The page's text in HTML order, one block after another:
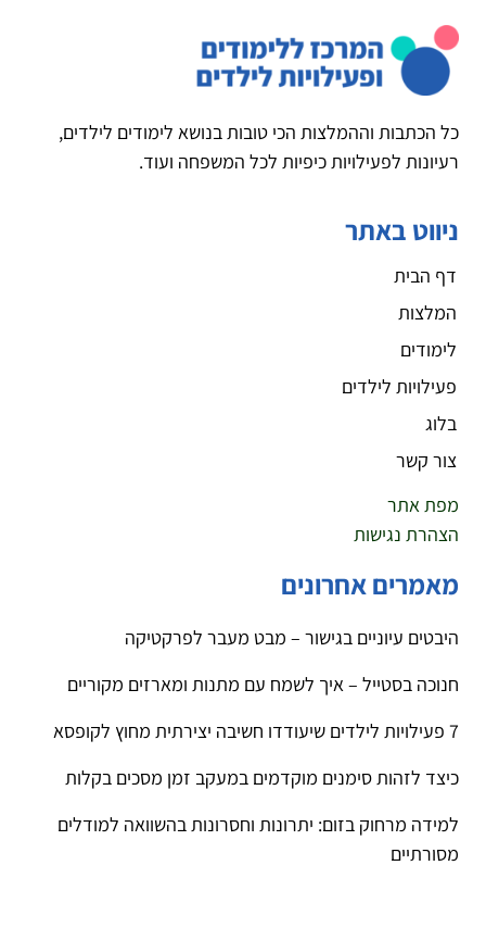
כל הכתבות וההמלצות הכי טובות בנושא לימודים לילדים,
רעיונות לפעילויות כיפיות לכל המשפחה ועוד.
ניווט באתר
דף הבית
המלצות
לימודים
פעילויות לילדים
בלוג
צור קשר
מפת אתר
הצהרת נגישות
מאמרים אחרונים
היבטים עיוניים בגישור – מבט מעבר לפרקטיקה
חנוכה בסטייל – איך לשמח עם מתנות ומארזים מקוריים
7 פעילויות לילדים שיעודדו חשיבה יצירתית מחוץ לקופסא
כיצד לזהות סימנים מוקדמים במעקב זמן מסכים בקלות
למידה מרחוק בזום: יתרונות וחסרונות בהשוואה למודלים
מסורתיים